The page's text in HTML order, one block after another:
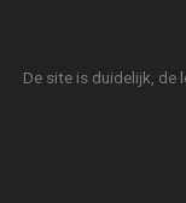
De site is duidelijk, de